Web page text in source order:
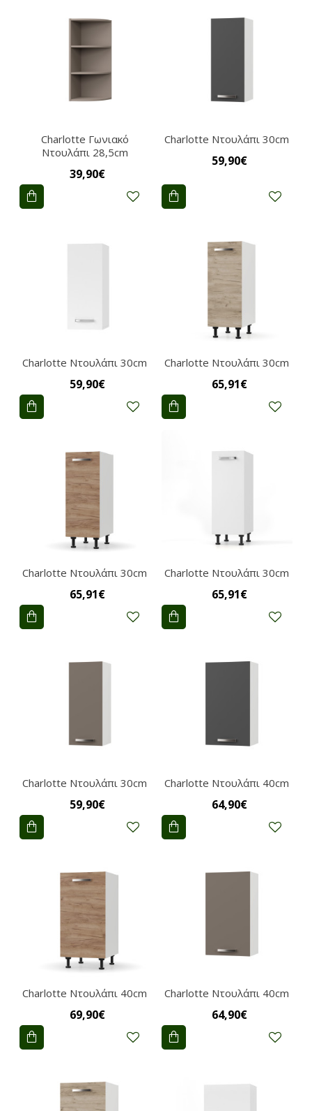
Charlotte Γωνιακό
Nτουλάπι 28,5cm
39,90€
Charlotte Ντουλάπι 30cm
59,90€
Charlotte Ντουλάπι 30cm
59,90€
Charlotte Ντουλάπι 30cm
65,91€
Charlotte Ντουλάπι 30cm
65,91€
Charlotte Ντουλάπι 30cm
65,91€
Charlotte Ντουλάπι 30cm
59,90€
Charlotte Ντουλάπι 40cm
64,90€
Charlotte Ντουλάπι 40cm
69,90€
Charlotte Ντουλάπι 40cm
64,90€